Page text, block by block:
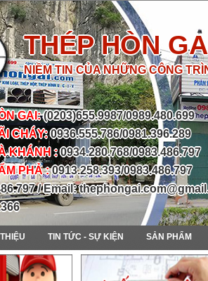
THÉP HÒN
NIỀM TIN CỦA NHỮNG CÔNG
GAI:(0203)655.9987/0989.480.699
CHÁY:0936.555.786/0981.396.289
KHÁNH :0934.280.768/0983.486.797
PHẢ :0913.258.393/0983.486.797
/ Email:
TIN TỨC - SỰ KIỆN SẢN PHẨM